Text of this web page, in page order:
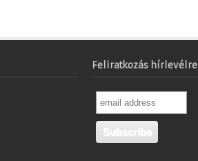
Feliratkozás hírlevélre